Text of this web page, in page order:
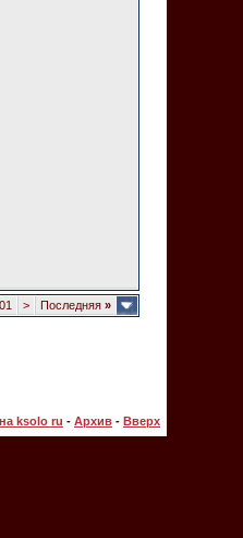
> Последняя »
ksolo ru - Архив - Вверх